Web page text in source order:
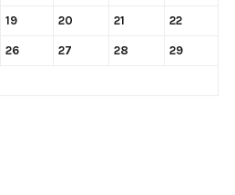
19 20 21 22
26 27 28 29